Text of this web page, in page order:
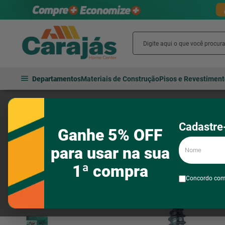
DepartamentosMateriais de ConstruçãoPisos e
Ganhe 5% OFF
para usar na sua
1ª compra
Nome
Concordo
Fechaduras e ferragens